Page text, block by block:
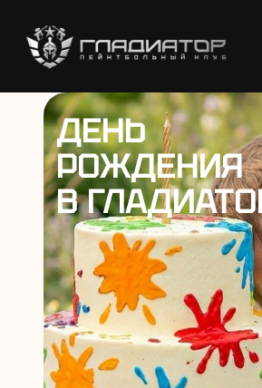
ДЕНЬ
РОЖДЕНИЯ
В